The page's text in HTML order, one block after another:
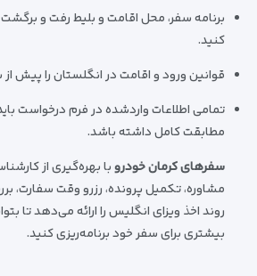
برنامه سفر، محل اقامت و بلیط رفت و
کنید.
قوانین ورود و اقامت در انگلستان را پیش
تمامی اطلاعات واردشده در فرم درخواست
مطابقت کامل داشته باشد.
سفرهای کرمان خودروبا بهره‌گیری از
مشاوره، تکمیل پرونده، رزرو وقت سفارت،
روند اخذ ویزای انگلیس را ارائه می‌دهد تا
بیشتری برای سفر خود برنامه‌ریزی کنید.